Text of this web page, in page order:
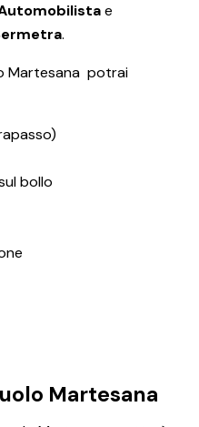
e
.
Martesana potrai
bollo
Martesana